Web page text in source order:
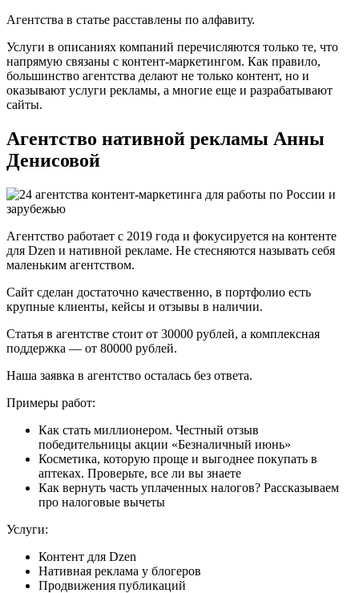
Агентства в статье расставлены по алфавиту.
Услуги в описаниях компаний перечисляются только те, что
напрямую связаны с контент-маркетингом. Как правило,
большинство агентства делают не только контент, но и
оказывают услуги рекламы, а многие еще и разрабатывают
сайты.
Агентство нативной рекламы Анны
Денисовой
Агентство работает с 2019 года и фокусируется на контенте
для Dzen и нативной рекламе. Не стесняются называть себя
маленьким агентством.
Сайт сделан достаточно качественно, в портфолио есть
крупные клиенты, кейсы и отзывы в наличии.
Статья в агентстве стоит от 30000 рублей, а комплексная
поддержка — от 80000 рублей.
Наша заявка в агентство осталась без ответа.
Примеры работ:
Как стать миллионером. Честный отзыв
победительницы акции «Безналичный июнь»
Косметика, которую проще и выгоднее покупать в
аптеках. Проверьте, все ли вы знаете
Как вернуть часть уплаченных налогов? Рассказываем
про налоговые вычеты
Услуги:
Контент для Dzen
Нативная реклама у блогеров
Продвижения публикаций